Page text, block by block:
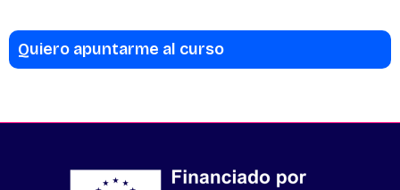
Quiero apuntarme al curso